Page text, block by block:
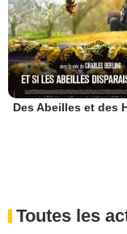
Des Abeilles et des
Toutes les